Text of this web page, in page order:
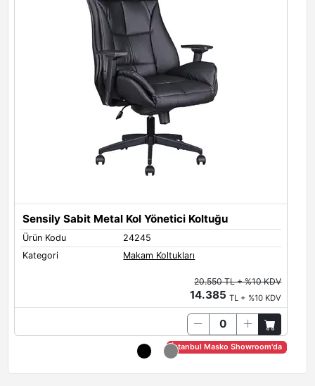
Sensily Sabit Metal Kol Yönetici Koltuğu
Ürün Kodu
24245
Kategori
Makam Koltukları
20.550 TL + %10 KDV
14.385TL + %10 KDV
İstanbul Masko Showroom'da